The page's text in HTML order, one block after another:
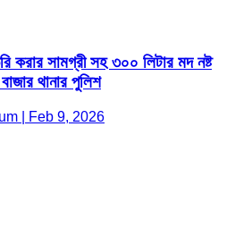
করার সামগ্রী সহ ৩০০ লিটার মদ নষ্ট
থানার পুলিশ
| Feb 9, 2026